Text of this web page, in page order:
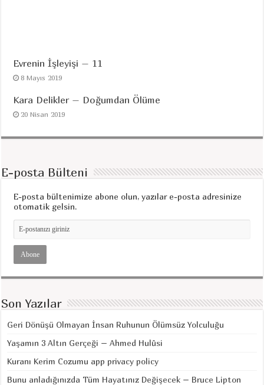
Evrenin İşleyişi – 11
8 Mayıs 2019
Kara Delikler – Doğumdan Ölüme
20 Nisan 2019
E-posta Bülteni
E-posta bültenimize abone olun, yazılar e-posta adresinize
otomatik gelsin.
Son Yazılar
Geri Dönüşü Olmayan İnsan Ruhunun Ölümsüz Yolculuğu
Yaşamın 3 Altın Gerçeği – Ahmed Hulûsi
Kuranı Kerim Cozumu app privacy policy
Bunu anladığınızda Tüm Hayatınız Değişecek – Bruce Lipton